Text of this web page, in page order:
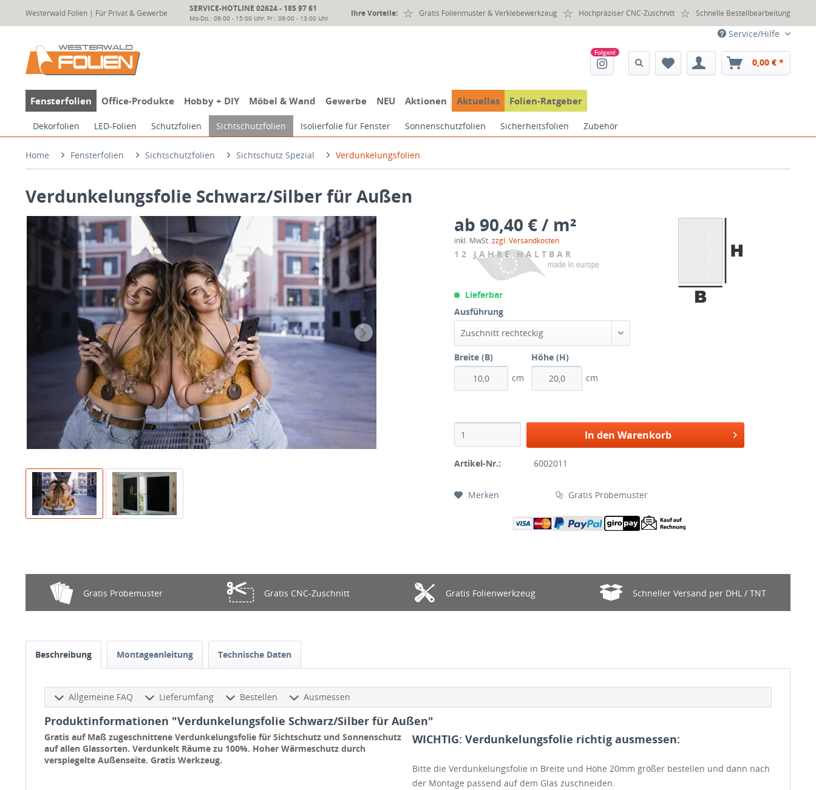
Westerwald Folien | Für Privat & Gewerbe SERVICE-HOTLINE 02624 - 185 97 61
Mo-Do.: 09:00 - 15:00 Uhr, Fr.: 09:00 - 13:00 Uhr
Ihre Vorteile: Gratis Folienmuster & Verklebewerkzeug Hochpräziser CNC-Zuschnitt Schnelle Bestellbearbeitung
Service/Hilfe
0,00 € *
Fensterfolien Office-Produkte Hobby + DIY Möbel & Wand Gewerbe NEU Aktionen Aktuelles Folien-Ratgeber
Dekorfolien LED-Folien Schutzfolien Sichtschutzfolien Isolierfolie für Fenster Sonnenschutzfolien Sicherheitsfolien Zubehör
Home Fensterfolien Sichtschutzfolien Sichtschutz Spezial Verdunkelungsfolien
Verdunkelungsfolie Schwarz/Silber für Außen
ab 90,40 € / m²
inkl. MwSt. zzgl. Versandkosten
12 JAHRE HALTBAR
Lieferbar
Ausführung
Zuschnitt rechteckig
Breite (B)
cm
Höhe (H)
cm
In den Warenkorb
Artikel-Nr.: 6002011
Merken Gratis Probemuster
Gratis Probemuster Gratis CNC-Zuschnitt Gratis Folienwerkzeug Schneller Versand per DHL / TNT
Beschreibung Montageanleitung Technische Daten
Allgemeine FAQ Lieferumfang Bestellen Ausmessen
Produktinformationen "Verdunkelungsfolie Schwarz/Silber für Außen"
Gratis auf Maß zugeschnittene Verdunkelungsfolie für Sichtschutz und Sonnenschutz
auf allen Glassorten. Verdunkelt Räume zu 100%. Hoher Wärmeschutz durch
verspiegelte Außenseite. Gratis Werkzeug.
WICHTIG: Verdunkelungsfolie richtig ausmessen:
Bitte die Verdunkelungsfolie in Breite und Höhe 20mm größer bestellen und dann nach
der Montage passend auf dem Glas zuschneiden.